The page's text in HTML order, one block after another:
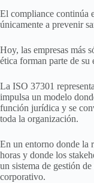
El compliance continúa
únicamente a prevenir
Hoy, las empresas más
ética forman parte de su
La ISO 37301
impulsa un modelo
función jurídica y se
toda la organización.
En un entorno donde la
horas y donde los
un sistema de gestión
corporativo.